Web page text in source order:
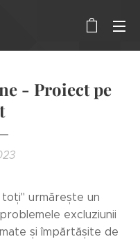
- Proiect pe
urmărește un
excluziunii
și împărtășite de